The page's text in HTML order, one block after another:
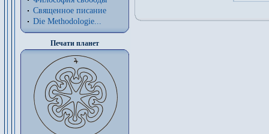
Священное писание
Die Methodologie...
Печати планет